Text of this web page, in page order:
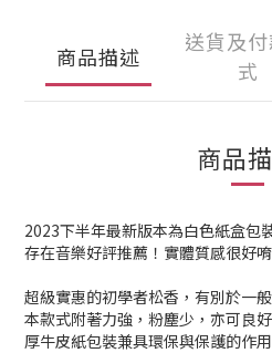
商品描述
送貨及
式
商品
2023下半年最新版本為白色紙盒包
存在音樂好評推薦！實體質感很好唷
超級實惠的初學者松香，有別於一
本款式附著力強，粉塵少，亦可良
厚牛皮紙包裝兼具環保與保護的作